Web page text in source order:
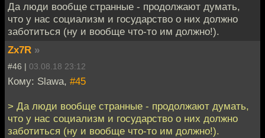
Да люди вообще странные - продолжают думать,
что у нас социализм и государство о них должно
заботиться (ну и вообще что-то им должно!).
Zx7R »
#46 | 03.08.18 23:12
Кому: Slawa, #45
> Да люди вообще странные - продолжают думать,
что у нас социализм и государство о них должно
заботиться (ну и вообще что-то им должно!).